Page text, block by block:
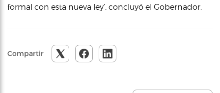
formal con esta nueva ley’, concluyó el Gobernador.
Compartir